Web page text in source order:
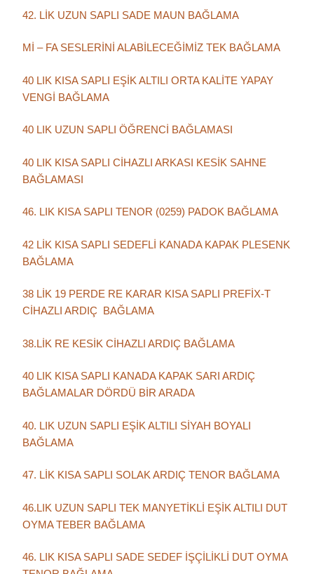
42. LİK UZUN SAPLI SADE MAUN BAĞLAMA
Mİ – FA SESLERİNİ ALABİLECEĞİMİZ TEK BAĞLAMA
40 LIK KISA SAPLI EŞİK ALTILI ORTA KALİTE YAPAY
VENGİ BAĞLAMA
40 LIK UZUN SAPLI ÖĞRENCİ BAĞLAMASI
40 LIK KISA SAPLI CİHAZLI ARKASI KESİK SAHNE
BAĞLAMASI
46. LIK KISA SAPLI TENOR (0259) PADOK BAĞLAMA
42 LİK KISA SAPLI SEDEFLİ KANADA KAPAK PLESENK
BAĞLAMA
38 LİK 19 PERDE RE KARAR KISA SAPLI PREFİX-T
CİHAZLI ARDIÇ BAĞLAMA
38.LİK RE KESİK CİHAZLI ARDIÇ BAĞLAMA
40 LIK KISA SAPLI KANADA KAPAK SARI ARDIÇ
BAĞLAMALAR DÖRDÜ BİR ARADA
40. LIK UZUN SAPLI EŞİK ALTILI SİYAH BOYALI
BAĞLAMA
47. LİK KISA SAPLI SOLAK ARDIÇ TENOR BAĞLAMA
46.LIK UZUN SAPLI TEK MANYETİKLİ EŞİK ALTILI DUT
OYMA TEBER BAĞLAMA
46. LIK KISA SAPLI SADE SEDEF İŞÇİLİKLİ DUT OYMA